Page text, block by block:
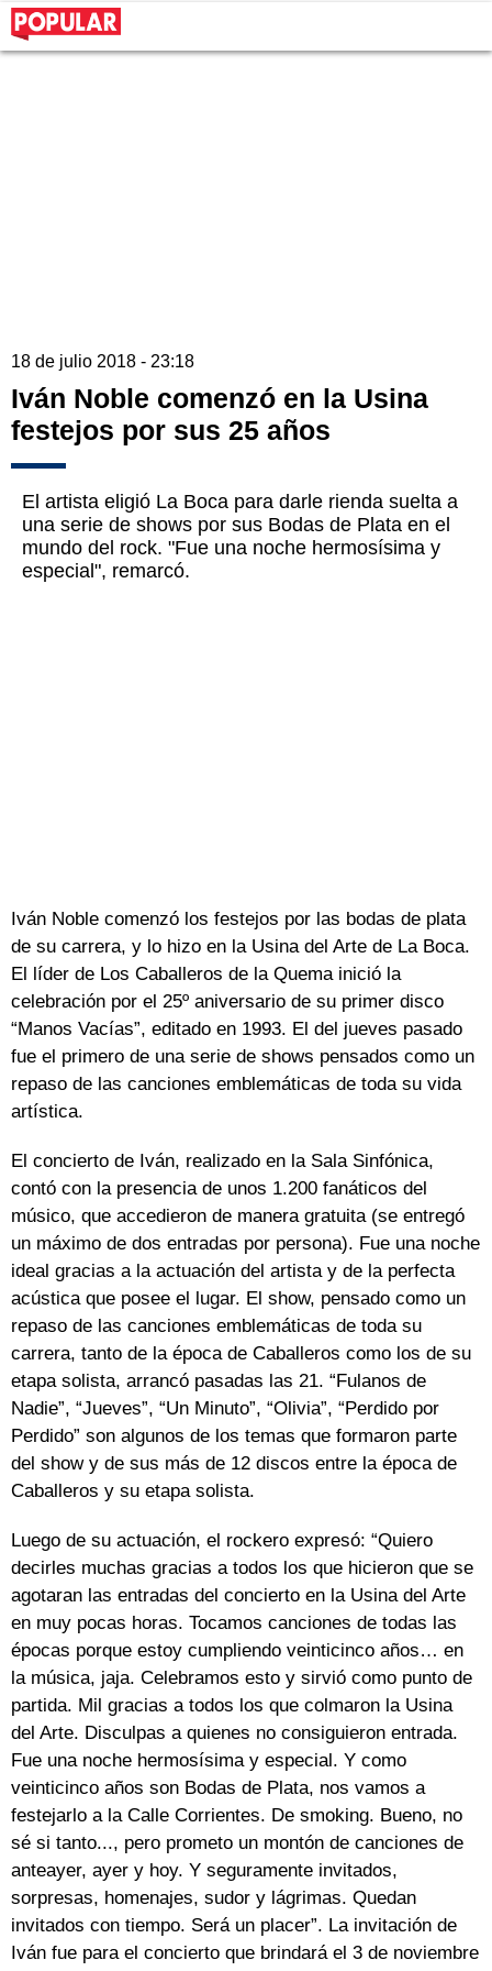
18 de julio 2018 - 23:18
Iván Noble comenzó en la Usina
festejos por sus 25 años
El artista eligió La Boca para darle rienda suelta a
una serie de shows por sus Bodas de Plata en el
mundo del rock. "Fue una noche hermosísima y
especial", remarcó.
Iván Noble comenzó los festejos por las bodas de plata
de su carrera, y lo hizo en la Usina del Arte de La Boca.
El líder de Los Caballeros de la Quema inició la
celebración por el 25º aniversario de su primer disco
“Manos Vacías”, editado en 1993. El del jueves pasado
fue el primero de una serie de shows pensados como un
repaso de las canciones emblemáticas de toda su vida
artística.
El concierto de Iván, realizado en la Sala Sinfónica,
contó con la presencia de unos 1.200 fanáticos del
músico, que accedieron de manera gratuita (se entregó
un máximo de dos entradas por persona). Fue una noche
ideal gracias a la actuación del artista y de la perfecta
acústica que posee el lugar. El show, pensado como un
repaso de las canciones emblemáticas de toda su
carrera, tanto de la época de Caballeros como los de su
etapa solista, arrancó pasadas las 21. “Fulanos de
Nadie”, “Jueves”, “Un Minuto”, “Olivia”, “Perdido por
Perdido” son algunos de los temas que formaron parte
del show y de sus más de 12 discos entre la época de
Caballeros y su etapa solista.
Luego de su actuación, el rockero expresó: “Quiero
decirles muchas gracias a todos los que hicieron que se
agotaran las entradas del concierto en la Usina del Arte
en muy pocas horas. Tocamos canciones de todas las
épocas porque estoy cumpliendo veinticinco años… en
la música, jaja. Celebramos esto y sirvió como punto de
partida. Mil gracias a todos los que colmaron la Usina
del Arte. Disculpas a quienes no consiguieron entrada.
Fue una noche hermosísima y especial. Y como
veinticinco años son Bodas de Plata, nos vamos a
festejarlo a la Calle Corrientes. De smoking. Bueno, no
sé si tanto..., pero prometo un montón de canciones de
anteayer, ayer y hoy. Y seguramente invitados,
sorpresas, homenajes, sudor y lágrimas. Quedan
invitados con tiempo. Será un placer”. La invitación de
Iván fue para el concierto que brindará el 3 de noviembre